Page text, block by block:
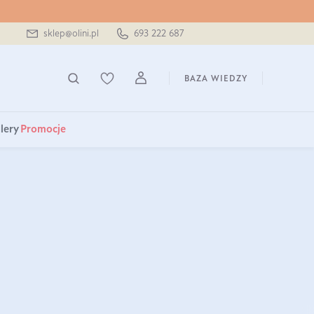
sklep@olini.pl 693 222 687
BAZA WIEDZY
Promocje